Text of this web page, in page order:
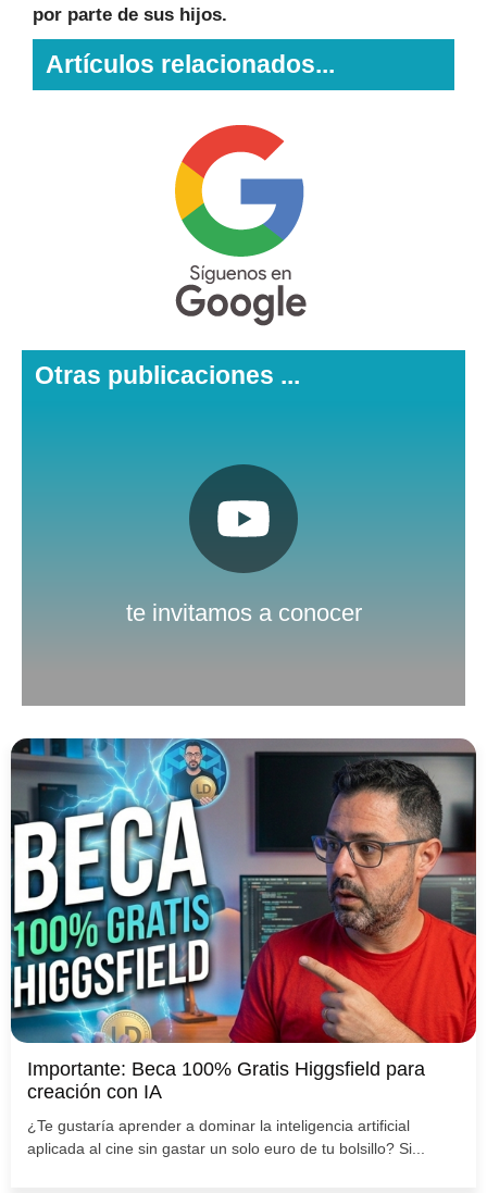
por parte de sus hijos.
Artículos relacionados...
Otras publicaciones ...
te invitamos a conocer
Pulsa aquí
Importante: Beca 100% Gratis Higgsfield para
creación con IA
¿Te gustaría aprender a dominar la inteligencia artificial
aplicada al cine sin gastar un solo euro de tu bolsillo? Si...